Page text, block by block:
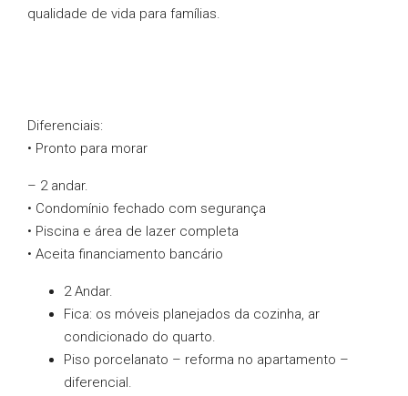
qualidade de vida para famílias.
Diferenciais:
• Pronto para morar
– 2 andar.
• Condomínio fechado com segurança
• Piscina e área de lazer completa
• Aceita financiamento bancário
2 Andar.
Fica: os móveis planejados da cozinha, ar
condicionado do quarto.
Piso porcelanato – reforma no apartamento –
diferencial.